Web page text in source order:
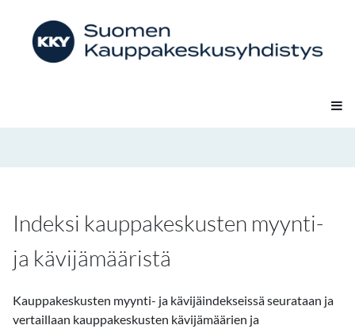
Indeksi kauppakeskusten myynti-
ja kävijämääristä
Kauppakeskusten myynti- ja kävijäindekseissä seurataan ja
vertaillaan kauppakeskusten kävijämäärien ja